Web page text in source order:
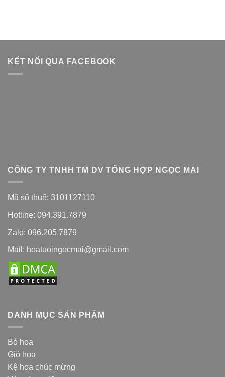
KẾT NỐI QUA FACEBOOK
CÔNG TY TNHH TM DV TỔNG HỢP NGỌC MAI
Mã số thuế: 3101127110
Hotline: 094.391.7879
Zalo: 096.205.7879
Mail: hoatuoingocmai@gmail.com
DANH MỤC SẢN PHẨM
Bó hoa
Giỏ hoa
Kệ hoa chúc mừng